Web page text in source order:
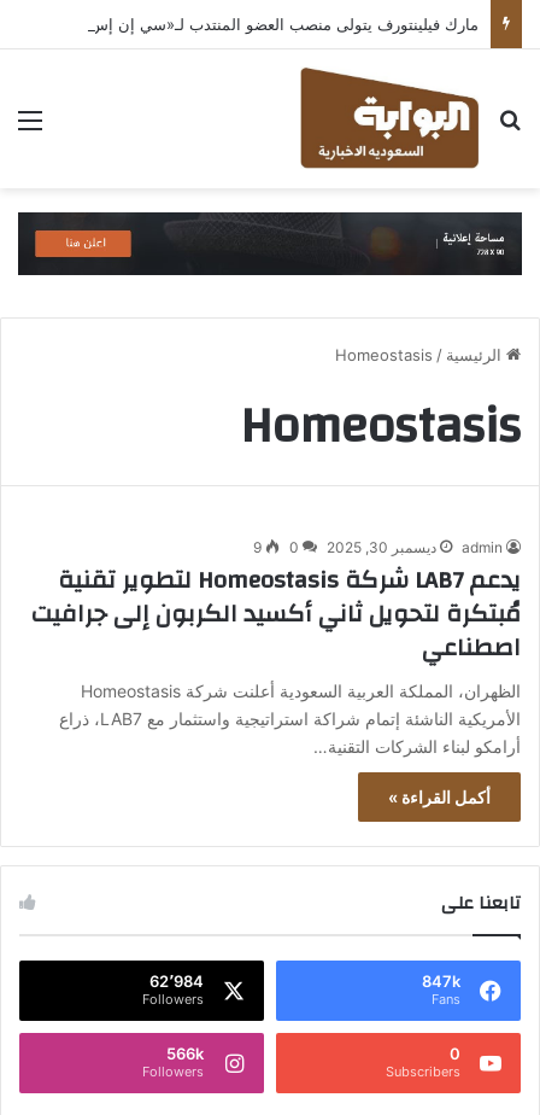
بحث عن
الرئيسية /
Homeostasis
Homeostasis
admin ديسمبر 30, 2025 0
9
يدعم LAB7 شركة Homeostasis لتطوير تقنية
مُبتكرة لتحويل ثاني أكسيد الكربون إلى جرافيت
اصطناعي
الظهران، المملكة العربية السعودية أعلنت شركة Homeostasis
الأمريكية الناشئة إتمام شراكة استراتيجية واستثمار مع LAB7، ذراع
أرامكو لبناء الشركات التقنية…
أكمل القراءة »
تابعنا على
847k
Fans
62٬984
Followers
0
Subscribers
566k
Followers